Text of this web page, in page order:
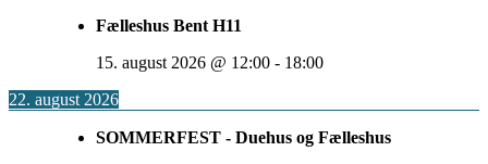
Fælleshus Bent H11
15. august 2026 @ 12:00 - 18:00
22. august 2026
SOMMERFEST - Duehus og Fælleshus